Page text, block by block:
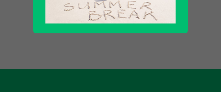
Scopri tutti i prodotti